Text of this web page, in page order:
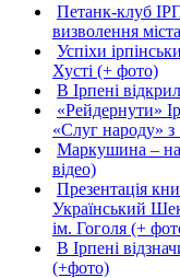
Петанк-клуб
визволення
Успіхи
Хусті (+ фото)
В Ірпені
«Рейдернути»
«Слуг народу» з
Маркушина –
відео)
Презентація
Український
ім. Гоголя (+
В Ірпені
(+фото)